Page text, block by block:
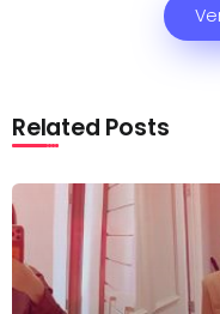
Related Posts